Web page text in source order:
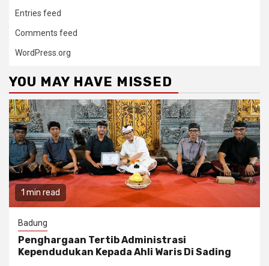
Entries feed
Comments feed
WordPress.org
YOU MAY HAVE MISSED
1 min read
Badung
Penghargaan Tertib Administrasi
Kependudukan Kepada Ahli Waris Di Sading